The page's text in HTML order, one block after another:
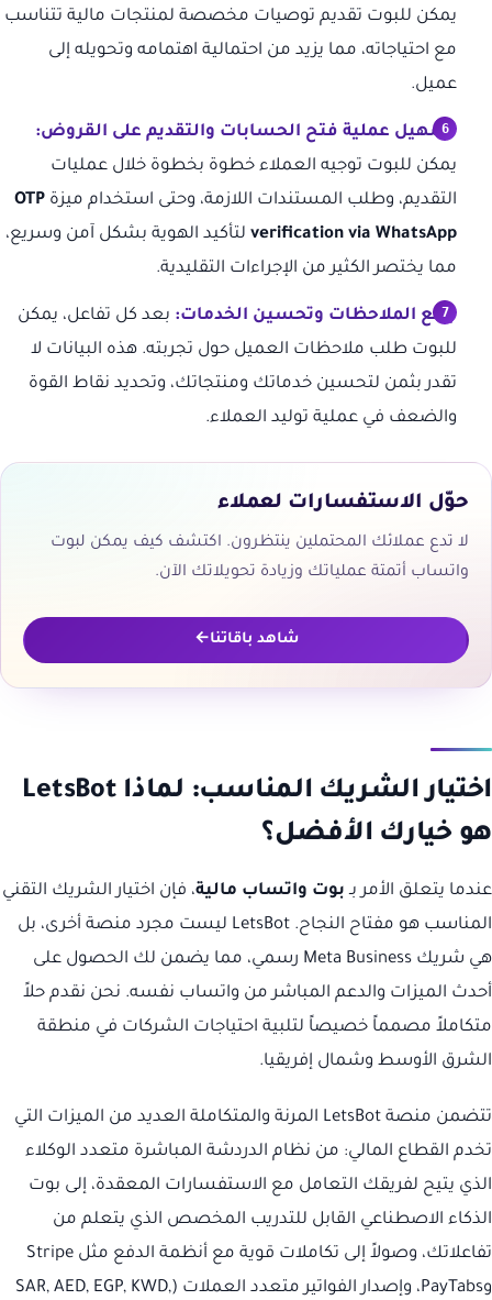
يمكن للبوت تقديم توصيات مخصصة لمنتجات مالية تتناسب
مع احتياجاته، مما يزيد من احتمالية اهتمامه وتحويله إلى
عميل.
تسهيل عملية فتح الحسابات والتقديم على القروض:
يمكن للبوت توجيه العملاء خطوة بخطوة خلال عمليات
التقديم، وطلب المستندات اللازمة، وحتى استخدام ميزة OTP
verification via WhatsApp لتأكيد الهوية بشكل آمن وسريع،
مما يختصر الكثير من الإجراءات التقليدية.
جمع الملاحظات وتحسين الخدمات: بعد كل تفاعل، يمكن
للبوت طلب ملاحظات العميل حول تجربته. هذه البيانات لا
تقدر بثمن لتحسين خدماتك ومنتجاتك، وتحديد نقاط القوة
والضعف في عملية توليد العملاء.
حوّل الاستفسارات لعملاء
لا تدع عملائك المحتملين ينتظرون. اكتشف كيف يمكن لبوت
واتساب أتمتة عملياتك وزيادة تحويلاتك الآن.
شاهد باقاتنا
اختيار الشريك المناسب: لماذا LetsBot
هو خيارك الأفضل؟
عندما يتعلق الأمر بـ بوت واتساب مالية، فإن اختيار الشريك التقني
المناسب هو مفتاح النجاح. LetsBot ليست مجرد منصة أخرى، بل
هي شريك Meta Business رسمي، مما يضمن لك الحصول على
أحدث الميزات والدعم المباشر من واتساب نفسه. نحن نقدم حلاً
متكاملاً مصمماً خصيصاً لتلبية احتياجات الشركات في منطقة
الشرق الأوسط وشمال إفريقيا.
تتضمن منصة LetsBot المرنة والمتكاملة العديد من الميزات التي
تخدم القطاع المالي: من نظام الدردشة المباشرة متعدد الوكلاء
الذي يتيح لفريقك التعامل مع الاستفسارات المعقدة، إلى بوت
الذكاء الاصطناعي القابل للتدريب المخصص الذي يتعلم من
تفاعلاتك، وصولاً إلى تكاملات قوية مع أنظمة الدفع مثل Stripe
وPayTabs، وإصدار الفواتير متعدد العملات (SAR, AED, EGP, KWD,